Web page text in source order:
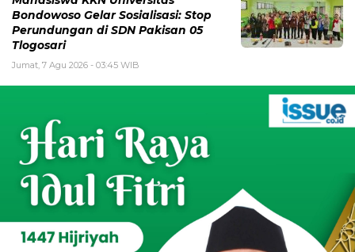
Bondowoso Gelar Sosialisasi: Stop
Perundungan di SDN Pakisan 05
Tlogosari
Jumat, 7 Agu 2026 - 03:45 WIB